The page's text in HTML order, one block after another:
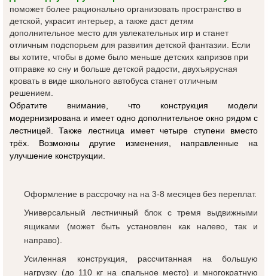
поможет более рационально организовать пространство в
детской, украсит интерьер, а также даст детям
дополнительное место для увлекательных игр и станет
отличным подспорьем для развития детской фантазии. Если
вы хотите, чтобы в доме было меньше детских капризов при
отправке ко сну и больше детской радости, двухъярусная
кровать в виде школьного автобуса станет отличным
решением.
Обратите внимание, что конструкция модели
модернизирована и имеет одно дополнительное окно рядом с
лестницей. Также лестница имеет четыре ступени вместо
трёх. Возможны другие изменения, направленные на
улучшение конструкции.
Оформление в рассрочку на на 3-8 месяцев без переплат.
Универсальный лестничный блок с тремя выдвижными
ящиками (может быть установлен как налево, так и
направо).
Усиленная конструкция, рассчитанная на большую
нагрузку (до 110 кг на спальное место) и многократную